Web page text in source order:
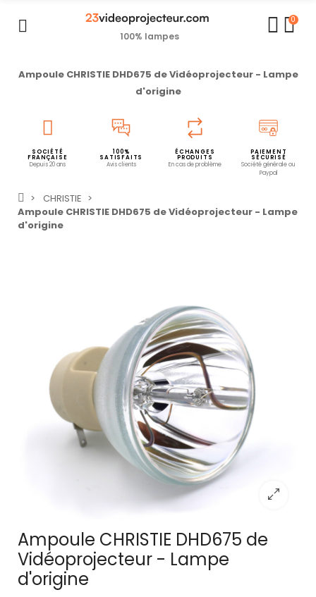
100% lampes
0
Ampoule CHRISTIE DHD675 de Vidéoprojecteur - Lampe
d'origine
SOCIÉTÉ
FRANÇAISE
Depuis 20 ans
100%
SATISFAITS
Avis clients
ÉCHANGES
PRODUITS
En cas de problème
PAIEMENT
SÉCURISÉ
Société générale ou
Paypal
CHRISTIE
Ampoule CHRISTIE DHD675 de Vidéoprojecteur - Lampe
d'origine
Ampoule CHRISTIE DHD675 de
Vidéoprojecteur - Lampe
d'origine